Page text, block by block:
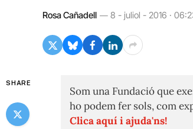
Rosa Cañadell 8 - juliol - 2016 ·
SHARE
Som una Fundació que
ho podem fer sols, com
Clica aquí i ajuda'ns!